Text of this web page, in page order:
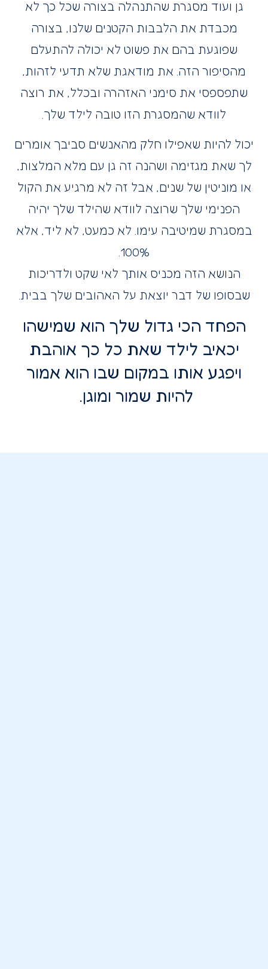
גן ועוד מסגרת שהתנהלה בצורה שכל כך לא
מכבדת את הלבבות הקטנים שלנו, בצורה
שפוגעת בהם את פשוט לא יכולה להתעלם
מהסיפור הזה. את מודאגת שלא תדעי לזהות,
שתפספסי את סימני האזהרה ובכלל, את רוצה
לוודא שהמסגרת הזו טובה לילד שלך.
יכול להיות שאפילו חלק מהאנשים סביבך אומרים
לך שאת מגזימה ושהנה זה גן עם מלא המלצות,
או מוניטין של שנים, אבל זה לא מרגיע את הקול
הפנימי שלך שרוצה לוודא שהילד שלך יהיה
במסגרת שמיטיבה עימו. לא כמעט, לא ליד, אלא
100%.
הנושא הזה מכניס אותך לאי שקט ולדריכות
שבסופו של דבר יוצאת על האהובים שלך בבית.
הפחד הכי גדול שלך הוא שמישהו
יכאיב לילד שאת כל כך אוהבת
ויפגע אותו במקום שבו הוא אמור
להיות שמור ומוגן.